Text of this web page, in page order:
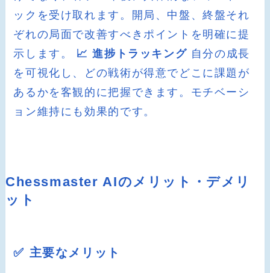
ックを受け取れます。開局、中盤、終盤それ
ぞれの局面で改善すべきポイントを明確に提
示します。 📈 進捗トラッキング 自分の成長
を可視化し、どの戦術が得意でどこに課題が
あるかを客観的に把握できます。モチベーシ
ョン維持にも効果的です。
Chessmaster AIのメリット・デメリ
ット
✅ 主要なメリット